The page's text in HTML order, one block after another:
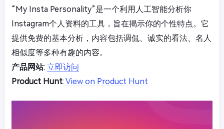
“My Insta Personality”是一个利用人工智能分析你
Instagram个人资料的工具，旨在揭示你的个性特点。它
提供免费的基本分析，内容包括调侃、诚实的看法、名人
相似度等多种有趣的内容。
产品网站: 立即访问
Product Hunt: View on Product Hunt